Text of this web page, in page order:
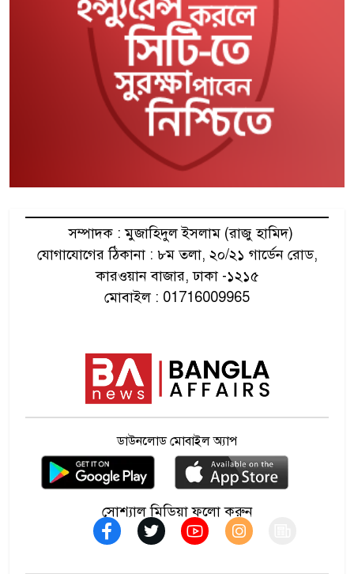
শেখ হাসিনা পালিয়ে আসেননি: রিভা
গাঙ্গুলি
মানিকগঞ্জে শহীদ মিনার থেকে
কিশোরের ঝুলন্ত মরদেহ উদ্ধার
সালমান শাহ হত্যা মামলায় ডন
৯
সাতক্ষীরায় ২৩ লাখ টাকার
চোরাচালান পণ্য জব্দ করেছে বিজিবি
সীমান্তে গুলিবিদ্ধ যুবকের মরদেহ
ফেরত দিল ভারত
হবিগঞ্জে ত্রিমুখী সংঘর্ষে নিহত ২,
আড়াই ঘণ্টা যান চলাচল বন্ধ
জেন-জি নিয়ে মন্তব্য বদলে ফের
আলোচনায় কঙ্গনা
সম্পাদক : মুজাহিদুল ইসলাম (রাজু হামিদ)
যোগাযোগের ঠিকানা : ৮ম তলা, ২০/২১ গার্ডেন রোড,
কারওয়ান বাজার, ঢাকা -১২১৫
মোবাইল : 01716009965
ডাউনলোড মোবাইল অ্যাপ
সোশ্যাল মিডিয়া ফলো করুন